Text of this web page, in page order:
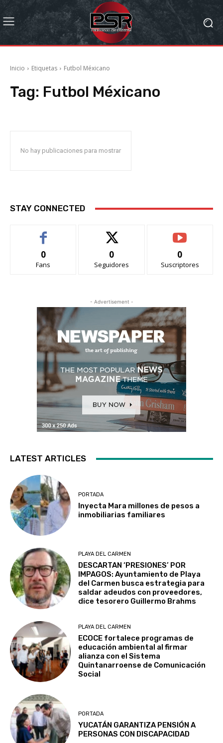
Inicio Etiquetas Futbol Méxicano
Tag: Futbol Méxicano
No hay publicaciones para mostrar
STAY CONNECTED
0
Fans
0
Seguidores
0
Suscriptores
- Advertisement -
LATEST ARTICLES
PORTADA
Inyecta Mara millones de pesos a
inmobiliarias familiares
PLAYA DEL CARMEN
DESCARTAN ‘PRESIONES’ POR
IMPAGOS: Ayuntamiento de Playa
del Carmen busca estrategia para
saldar adeudos con proveedores,
dice tesorero Guillermo Brahms
PLAYA DEL CARMEN
ECOCE fortalece programas de
educación ambiental al firmar
alianza con el Sistema
Quintanarroense de Comunicación
Social
PORTADA
YUCATÁN GARANTIZA PENSIÓN A
PERSONAS CON DISCAPACIDAD